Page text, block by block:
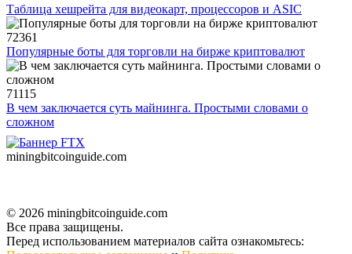
Таблица хешрейта для видеокарт, процессоров и ASIC
72361
Популярные боты для торговли на бирже криптовалют
71115
В чем заключается суть майнинга. Простыми словами о
сложном
miningbitcoinguide.com
© 2026 miningbitcoinguide.com
Все права защищены.
Перед использованием материалов сайта ознакомьтесь: